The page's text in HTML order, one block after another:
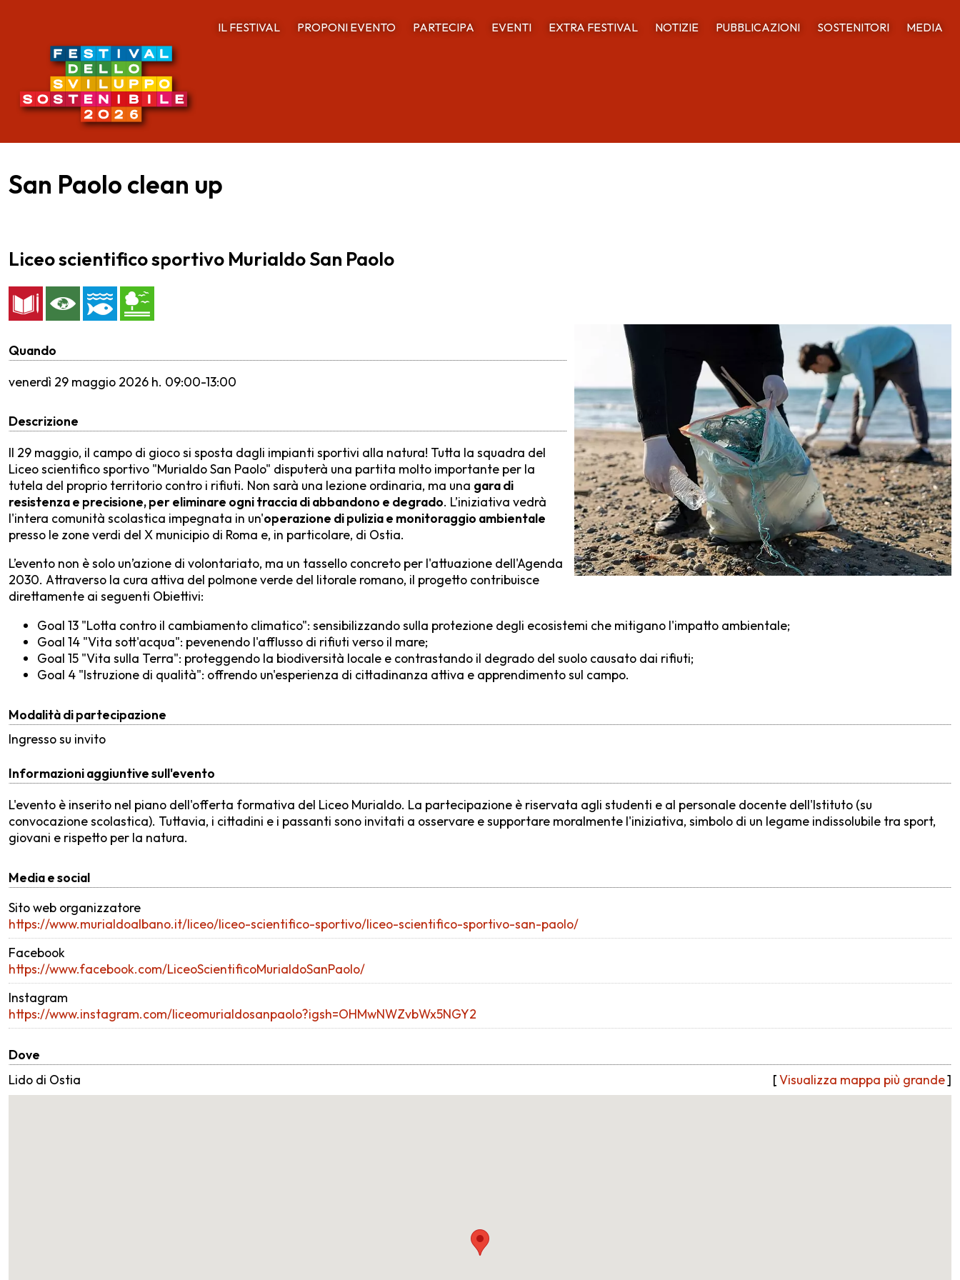
IL FESTIVAL PROPONI EVENTO PARTECIPA EVENTI EXTRA FESTIVAL NOTIZIE PUBBLICAZIONI SOSTENITORI MEDIA
San Paolo clean up
Liceo scientifico sportivo Murialdo San Paolo
Quando
venerdì 29 maggio 2026 h. 09:00-13:00
Descrizione
Il 29 maggio, il campo di gioco si sposta dagli impianti sportivi alla natura! Tutta la squadra del
Liceo scientifico sportivo "Murialdo San Paolo" disputerà una partita molto importante per la
tutela del proprio territorio contro i rifiuti. Non sarà una lezione ordinaria, ma una gara di
resistenza e precisione, per eliminare ogni traccia di abbandono e degrado. L’iniziativa vedrà
l'intera comunità scolastica impegnata in un'operazione di pulizia e monitoraggio ambientale
presso le zone verdi del X municipio di Roma e, in particolare, di Ostia.
L’evento non è solo un’azione di volontariato, ma un tassello concreto per l'attuazione dell'Agenda
2030. Attraverso la cura attiva del polmone verde del litorale romano, il progetto contribuisce
direttamente ai seguenti Obiettivi:
Goal 13 "Lotta contro il cambiamento climatico": sensibilizzando sulla protezione degli ecosistemi che mitigano l'impatto ambientale;
Goal 14 "Vita sott'acqua": pevenendo l'afflusso di rifiuti verso il mare;
Goal 15 "Vita sulla Terra": proteggendo la biodiversità locale e contrastando il degrado del suolo causato dai rifiuti;
Goal 4 "Istruzione di qualità": offrendo un'esperienza di cittadinanza attiva e apprendimento sul campo.
Modalità di partecipazione
Ingresso su invito
Informazioni aggiuntive sull'evento
L'evento è inserito nel piano dell'offerta formativa del Liceo Murialdo. La partecipazione è riservata agli studenti e al personale docente dell'Istituto (su
convocazione scolastica). Tuttavia, i cittadini e i passanti sono invitati a osservare e supportare moralmente l'iniziativa, simbolo di un legame indissolubile tra sport,
giovani e rispetto per la natura.
Media e social
Sito web organizzatore
https://www.murialdoalbano.it/liceo/liceo-scientifico-sportivo/liceo-scientifico-sportivo-san-paolo/
Facebook
https://www.facebook.com/LiceoScientificoMurialdoSanPaolo/
Instagram
https://www.instagram.com/liceomurialdosanpaolo?igsh=OHMwNWZvbWx5NGY2
Dove
Lido di Ostia
[Visualizza mappa più grande]